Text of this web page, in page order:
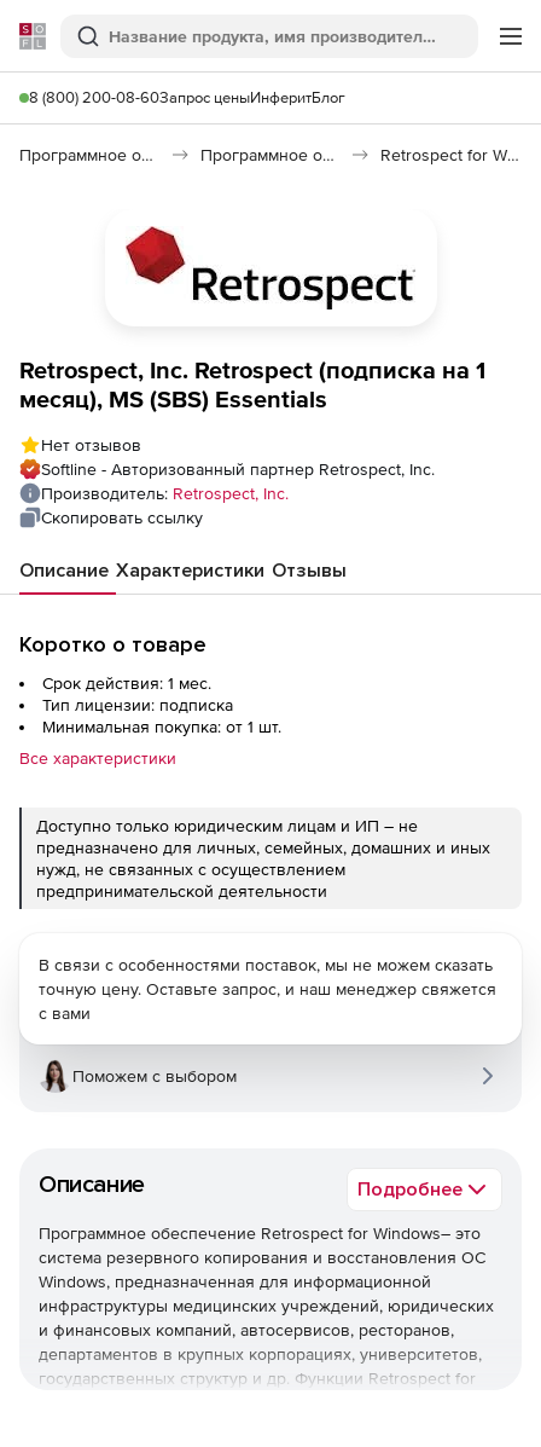
Softline
Поиск
8 (800) 200-08-60Запрос ценыИнферитБлог
Программное обеспечение для работы с файлами и дисками Программное обеспечение для резервного копирования Retrospect for Windows
Retrospect, Inc. Retrospect (подписка на 1
месяц), MS (SBS) Essentials
Нет отзывов
Softline - Авторизованный партнер Retrospect, Inc.
Производитель: Retrospect, Inc.
Скопировать ссылку
Описание Характеристики Отзывы
Коротко о товаре
Срок действия: 1 мес.
Тип лицензии: подписка
Минимальная покупка: от 1 шт.
Все характеристики
Доступно только юридическим лицам и ИП – не
предназначено для личных, семейных, домашних и иных
нужд, не связанных с осуществлением
предпринимательской деятельности
Описание Подробнее
Программное обеспечение Retrospect for Windows– это
система резервного копирования и восстановления ОС
Windows, предназначенная для информационной
инфраструктуры медицинских учреждений, юридических
и финансовых компаний, автосервисов, ресторанов,
департаментов в крупных корпорациях, университетов,
государственных структур и др. Функции Retrospect for
В связи с особенностями поставок, мы не можем сказать
точную цену. Оставьте запрос, и наш менеджер свяжется
с вами
Поможем с выбором